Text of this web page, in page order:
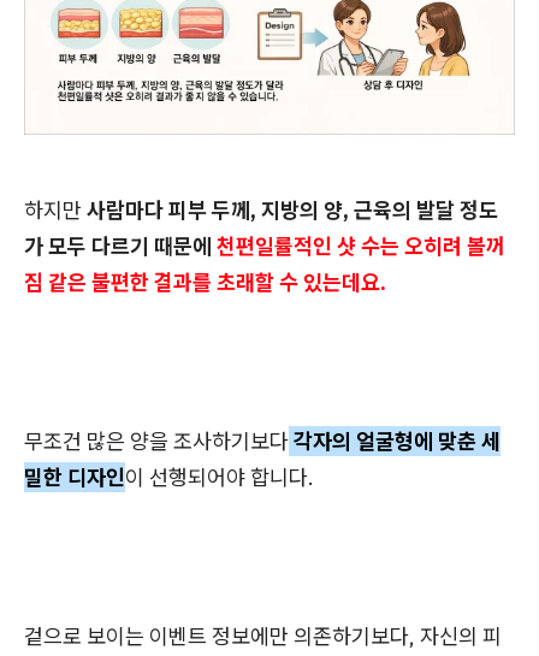
하지만 사람마다 피부 두께, 지방의 양, 근육의 발달 정도
가 모두 다르기 때문에 천편일률적인 샷 수는 오히려 볼꺼
짐 같은 불편한 결과를 초래할 수 있는데요.
무조건 많은 양을 조사하기보다각자의 얼굴형에 맞춘 세
밀한 디자인이 선행되어야 합니다.
겉으로 보이는 이벤트 정보에만 의존하기보다, 자신의 피